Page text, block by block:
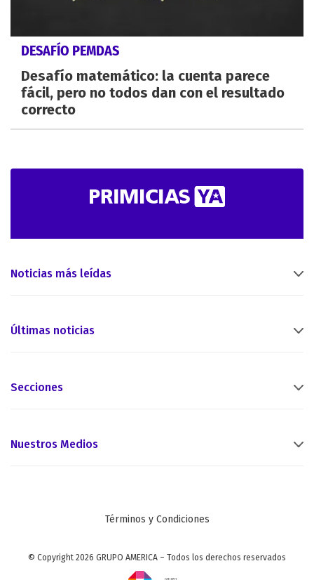
DESAFÍO PEMDAS
Desafío matemático: la cuenta parece
fácil, pero no todos dan con el resultado
correcto
Noticias más leídas
Últimas noticias
Secciones
Nuestros Medios
Términos y Condiciones
© Copyright 2026 GRUPO AMERICA – Todos los derechos reservados